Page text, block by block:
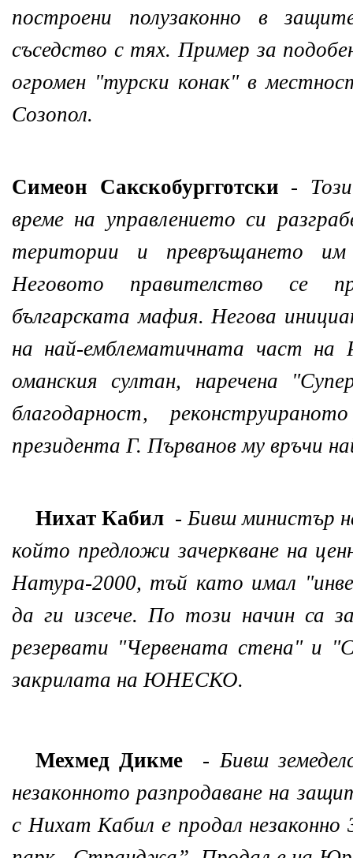
построени полузаконно в
съседство с тях. Пример за
огромен "турски конак" в
Созопол.
Симеон Сакскобургготски -
време на управлението си
територии и превръщането
Неговото правителство се
българската мафия. Негова
на най-емблематичната част на
оманския султан, наречена
благодарност,
президента Г. Първанов му връчи
Нихат Кабил -Бивш министър
който предложи зачеркване на
Натура-2000, тъй като имал
да ги изсече. По този начин са
резервати "Червената стена" и
закрилата на ЮНЕСКО.
Мехмед Дикме -Бивш
незаконното разпродаване на
с Нихат Кабил е продал незаконно